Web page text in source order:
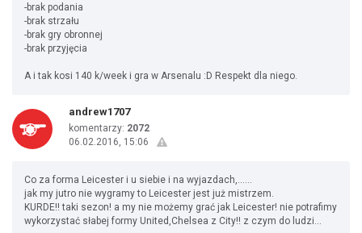
-brak podania
-brak strzału
-brak gry obronnej
-brak przyjęcia
A i tak kosi 140 k/week i gra w Arsenalu :D Respekt dla niego.
andrew1707
komentarzy: 2072
06.02.2016, 15:06
Co za forma Leicester i u siebie i na wyjazdach,......
jak my jutro nie wygramy to Leicester jest już mistrzem.
KURDE!! taki sezon! a my nie możemy grać jak Leicester! nie potrafimy
wykorzystać słabej formy United,Chelsea z City!! z czym do ludzi...